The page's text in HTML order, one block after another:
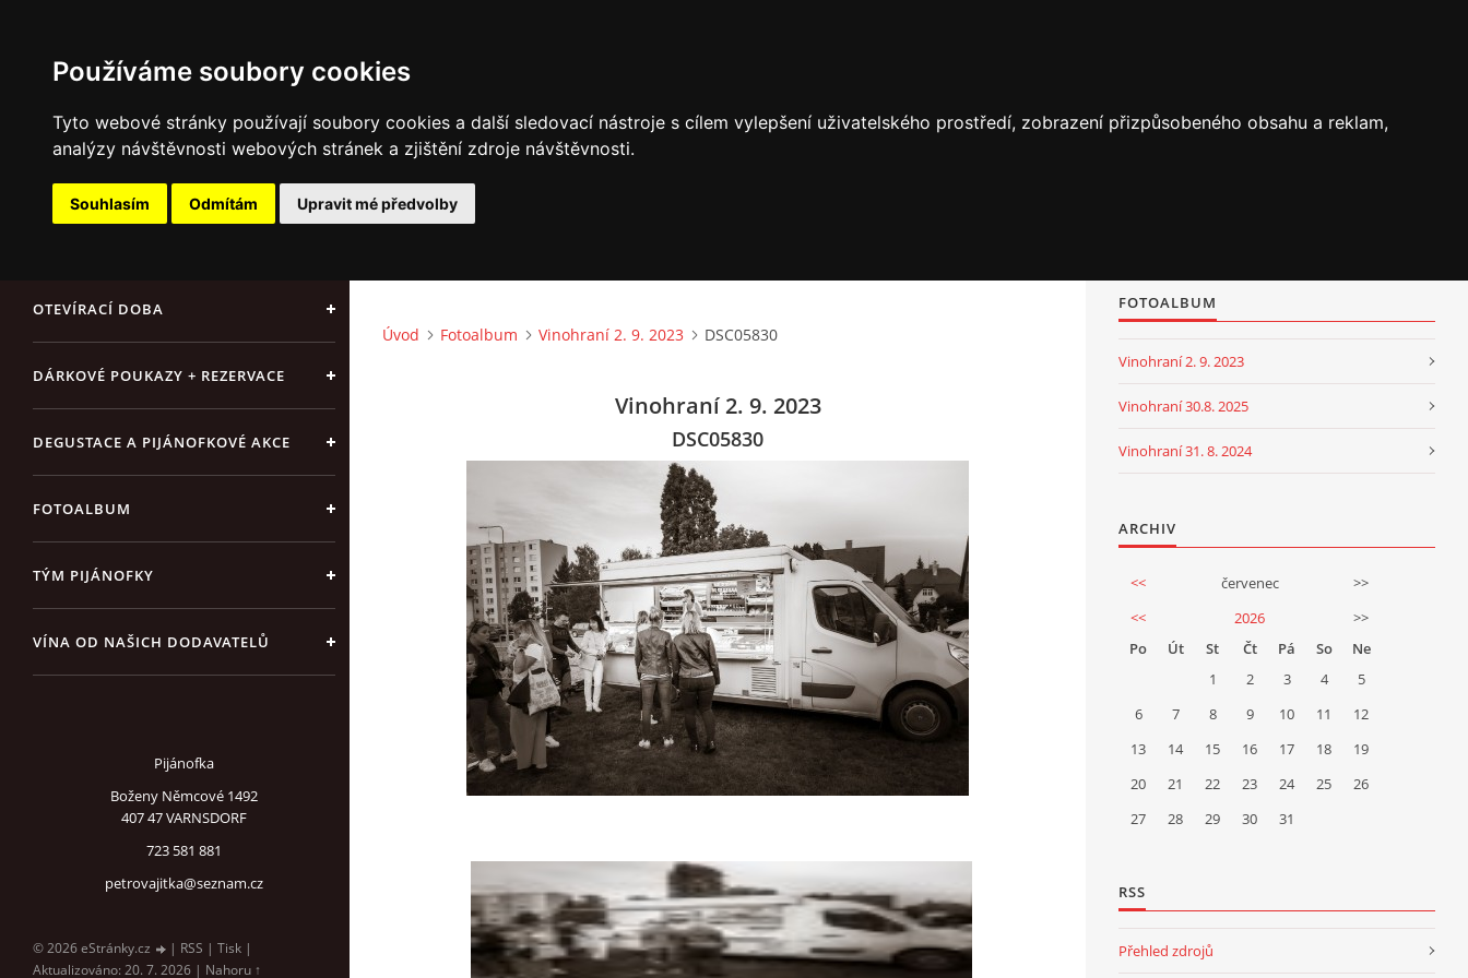
Používáme soubory cookies
Tyto webové stránky používají soubory cookies a další sledovací nástroje s cílem vylepšení uživatelského prostředí, zobrazení přizpůsobeného obsahu a reklam,
analýzy návštěvnosti webových stránek a zjištění zdroje návštěvnosti.
Souhlasím Odmítám Upravit mé předvolby
OTEVÍRACÍ DOBA
DÁRKOVÉ POUKAZY + REZERVACE
DEGUSTACE A PIJÁNOFKOVÉ AKCE
FOTOALBUM
TÝM PIJÁNOFKY
VÍNA OD NAŠICH DODAVATELŮ
Pijánofka
Boženy Němcové 1492
407 47 VARNSDORF
723 581 881
petrovajitka@seznam.cz
© 2026 eStránky.cz | RSS | Tisk |
Aktualizováno: 20. 7. 2026 | Nahoru ↑
Úvod Fotoalbum Vinohraní 2. 9. 2023 DSC05830
Vinohraní 2. 9. 2023
DSC05830
FOTOALBUM
Vinohraní 2. 9. 2023
Vinohraní 30.8. 2025
Vinohraní 31. 8. 2024
ARCHIV
<< červenec
>>
<<
2026
>>
Po
Út St Čt Pá So
Ne
1
2 3 4
5
6
7 8 9 10 11
12
13
14 15 16 17 18
19
20
21 22 23 24 25
26
27
28 29 30 31
RSS
Přehled zdrojů